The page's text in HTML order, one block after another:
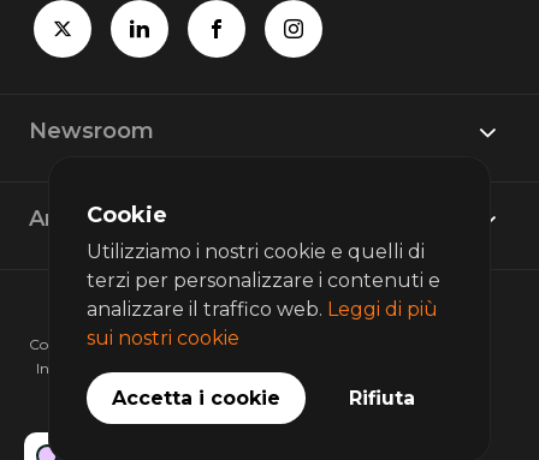
Newsroom
Argomenti delle notizie
Copyright © 2026 bunq. Tutti i diritti riservati.
Informativa sulla privacy Termini d'uso
Cookie
Utilizziamo i nostri cookie e quelli di
terzi per personalizzare i contenuti e
analizzare il traffico web. Leggi di più
sui nostri cookie
Accetta i cookie Rifiuta